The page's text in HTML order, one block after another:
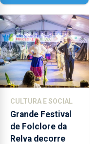
quão difícil é
produzir uma
música”
CULTURA E SOCIAL
Grande Festival
de Folclore da
Relva decorre